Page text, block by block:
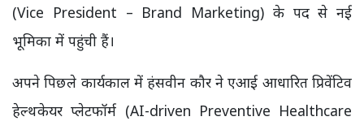
(Vice President – Brand Marketing) के पद से नई
भूमिका में पहुंची हैं।
अपने पिछले कार्यकाल में हंसवीन कौर ने एआई आधारित प्रिवेंटिव
हेल्थकेयर प्लेटफॉर्म (AI-driven Preventive Healthcare